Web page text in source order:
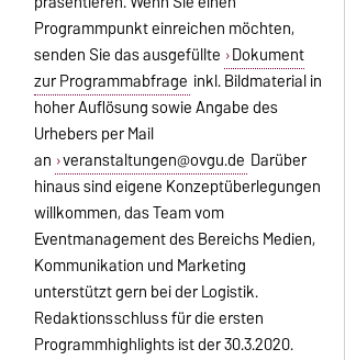
Programmpunkt einreichen möchten,
senden Sie das ausgefüllte Dokument
zur Programmabfrage inkl. Bildmaterial in
hoher Auflösung sowie Angabe des
Urhebers per Mail
an veranstaltungen@ovgu.de Darüber
hinaus sind eigene Konzeptüberlegungen
willkommen, das Team vom
Eventmanagement des Bereichs Medien,
Kommunikation und Marketing
unterstützt gern bei der Logistik.
Redaktionsschluss für die ersten
Programmhighlights ist der 30.3.2020.